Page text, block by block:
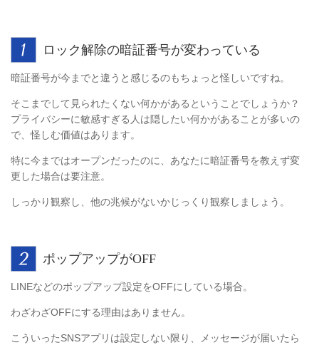
ロック解除の暗証番号が変わっている
暗証番号が今までと違うと感じるのもちょっと怪しいですね。
そこまでして見られたくない何かがあるということでしょうか？
プライバシーに敏感すぎる人は隠したい何かがあることが多いの
で、怪しむ価値はあります。
特に今まではオープンだったのに、あなたに暗証番号を教えず変
更した場合は要注意。
しっかり観察し、他の兆候がないかじっくり観察しましょう。
ポップアップがOFF
LINEなどのポップアップ設定をOFFにしている場合。
わざわざOFFにする理由はありません。
こういったSNSアプリは設定しない限り、メッセージが届いたら